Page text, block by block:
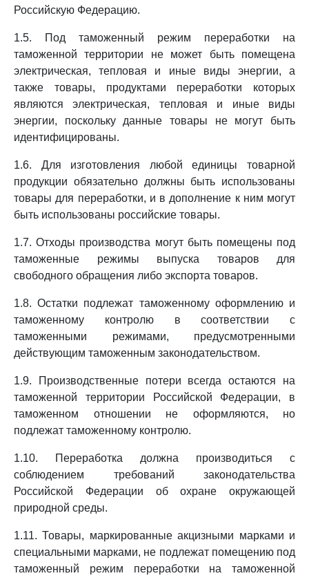
Российскую Федерацию.
1.5. Под таможенный режим переработки на
таможенной территории не может быть помещена
электрическая, тепловая и иные виды энергии, а
также товары, продуктами переработки которых
являются электрическая, тепловая и иные виды
энергии, поскольку данные товары не могут быть
идентифицированы.
1.6. Для изготовления любой единицы товарной
продукции обязательно должны быть использованы
товары для переработки, и в дополнение к ним могут
быть использованы российские товары.
1.7. Отходы производства могут быть помещены под
таможенные режимы выпуска товаров для
свободного обращения либо экспорта товаров.
1.8. Остатки подлежат таможенному оформлению и
таможенному контролю в соответствии с
таможенными режимами, предусмотренными
действующим таможенным законодательством.
1.9. Производственные потери всегда остаются на
таможенной территории Российской Федерации, в
таможенном отношении не оформляются, но
подлежат таможенному контролю.
1.10. Переработка должна производиться с
соблюдением требований законодательства
Российской Федерации об охране окружающей
природной среды.
1.11. Товары, маркированные акцизными марками и
специальными марками, не подлежат помещению под
таможенный режим переработки на таможенной